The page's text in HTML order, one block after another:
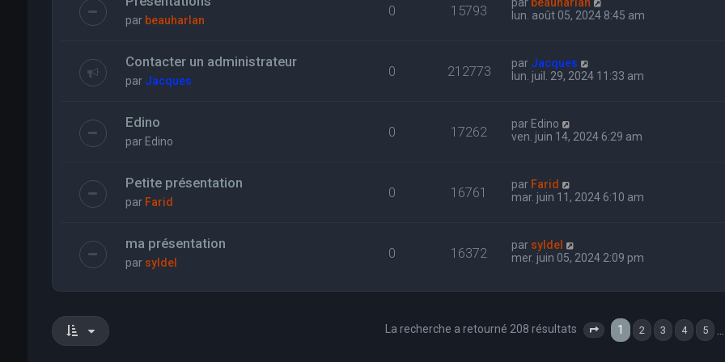
par beauharlan
0 15793
lun. août 05, 2024 8:45 am
Contacter un administrateur
par Jacques
0 212773 par Jacques
lun. juil. 29, 2024 11:33 am
Edino
par Edino
0 17262 par Edino
ven. juin 14, 2024 6:29 am
Petite présentation
par Farid
0 16761 par Farid
mar. juin 11, 2024 6:10 am
ma présentation
par syldel
0 16372 par syldel
mer. juin 05, 2024 2:09 pm
La recherche a retourné 208 résultats Page 1sur 7
1 2 3 4 5